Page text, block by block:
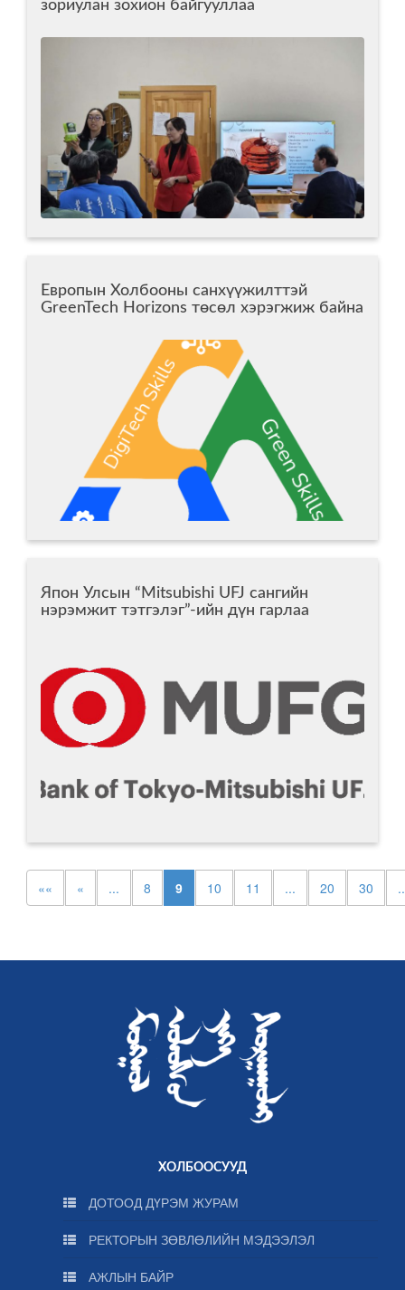
зориулан зохион байгууллаа
Европын Холбооны санхүүжилттэй
GreenTech Horizons төсөл хэрэгжиж байна
Япон Улсын “Мitsubishi UFJ сангийн
нэрэмжит тэтгэлэг”-ийн дүн гарлаа
«« « ... 8 9 10 11 ... 20 30
ХОЛБООСУУД
ДОТООД ДҮРЭМ ЖУРАМ
РЕКТОРЫН ЗӨВЛӨЛИЙН МЭДЭЭЛЭЛ
АЖЛЫН БАЙР